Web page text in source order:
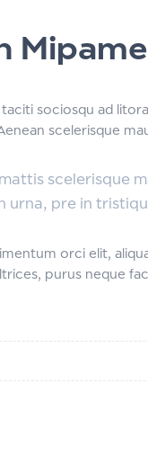
taciti sociosqu ad
scelerisque
scelerisque
urna, pre in
orci elit,
purus neque